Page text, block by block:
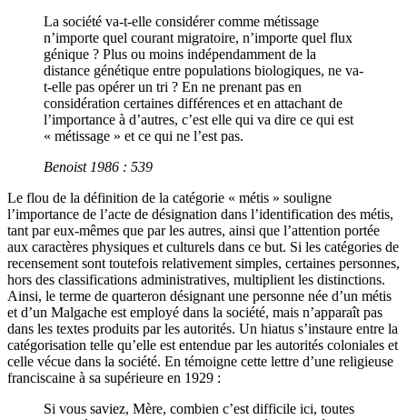
La société va-t-elle considérer comme métissage
n’importe quel courant migratoire, n’importe quel flux
génique ? Plus ou moins indépendamment de la
distance génétique entre populations biologiques, ne va-
t-elle pas opérer un tri ? En ne prenant pas en
considération certaines différences et en attachant de
l’importance à d’autres, c’est elle qui va dire ce qui est
« métissage » et ce qui ne l’est pas.
Benoist 1986 : 539
Le flou de la définition de la catégorie « métis » souligne
l’importance de l’acte de désignation dans l’identification des métis,
tant par eux-mêmes que par les autres, ainsi que l’attention portée
aux caractères physiques et culturels dans ce but. Si les catégories de
recensement sont toutefois relativement simples, certaines personnes,
hors des classifications administratives, multiplient les distinctions.
Ainsi, le terme de quarteron désignant une personne née d’un métis
et d’un Malgache est employé dans la société, mais n’apparaît pas
dans les textes produits par les autorités. Un hiatus s’instaure entre la
catégorisation telle qu’elle est entendue par les autorités coloniales et
celle vécue dans la société. En témoigne cette lettre d’une religieuse
franciscaine à sa supérieure en 1929 :
Si vous saviez, Mère, combien c’est difficile ici, toutes